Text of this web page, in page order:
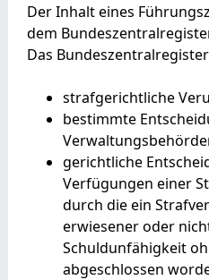
Der Inhalt eines
dem
Das
strafgerichtliche
bestimmte
gerichtliche
Verfügungen einer
durch die ein
erwiesener oder
Schuldunfähigkeit
abgeschlossen